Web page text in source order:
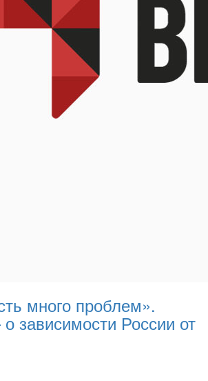
много проблем».
зависимости России от